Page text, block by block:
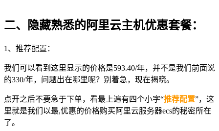
二、隐藏熟悉的阿里云主机优惠套餐：
1、推荐配置：
我们可以看到这里显示的价格是593.40/年，并不是我们前面说
的330/年，问题出在哪里呢？别着急，现在揭晓。
点开之后不要急于下单，看最上遍有四个小字“推荐配置”，这
里就是我们以最,优惠的价格购买阿里云服务器ecs的秘密所在
了。